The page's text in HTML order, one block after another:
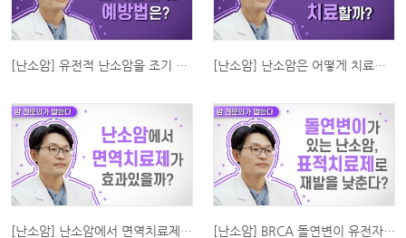
[난소암] 유전적 난소암을 조기 발견하거나 예방하려면? [난소암] 난소암은 어떻게 치료하나요?
[난소암] 난소암에서 면역치료제가 효과가 있나요? [난소암] BRCA 돌연변이 유전자가 있으면 표적치료제를 사용할 수 있나요?